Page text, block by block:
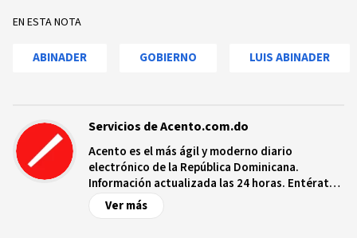
EN ESTA NOTA
ABINADER GOBIERNO LUIS ABINADER
Servicios de Acento.com.do
Acento es el más ágil y moderno diario
electrónico de la República Dominicana.
Información actualizada las 24 horas. Entérate
de las noticias y sucesos más importantes a
nivel nacional e internacional, videos y fotos
Ver más